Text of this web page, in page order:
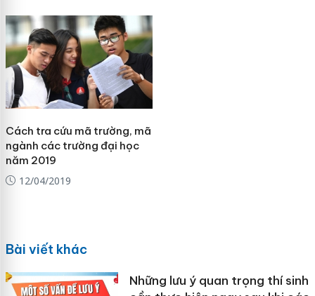
Cách tra cứu mã trường, mã
ngành các trường đại học
năm 2019
12/04/2019
Bài viết khác
Những lưu ý quan trọng thí sinh